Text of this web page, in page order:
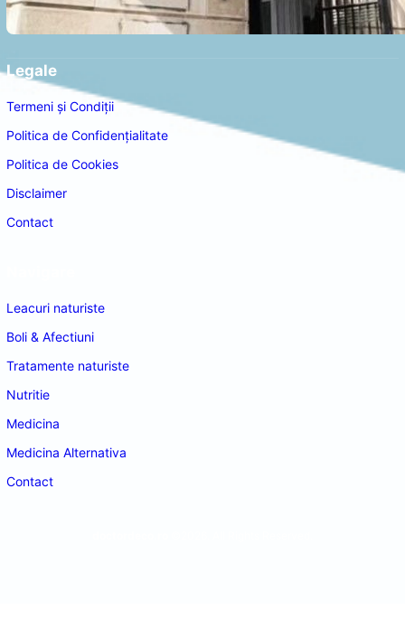
Legale
Termeni și Condiții
Politica de Confidențialitate
Politica de Cookies
Disclaimer
Contact
Leacuri naturiste
Boli & Afectiuni
Tratamente naturiste
Nutritie
Medicina
Medicina Alternativa
Contact